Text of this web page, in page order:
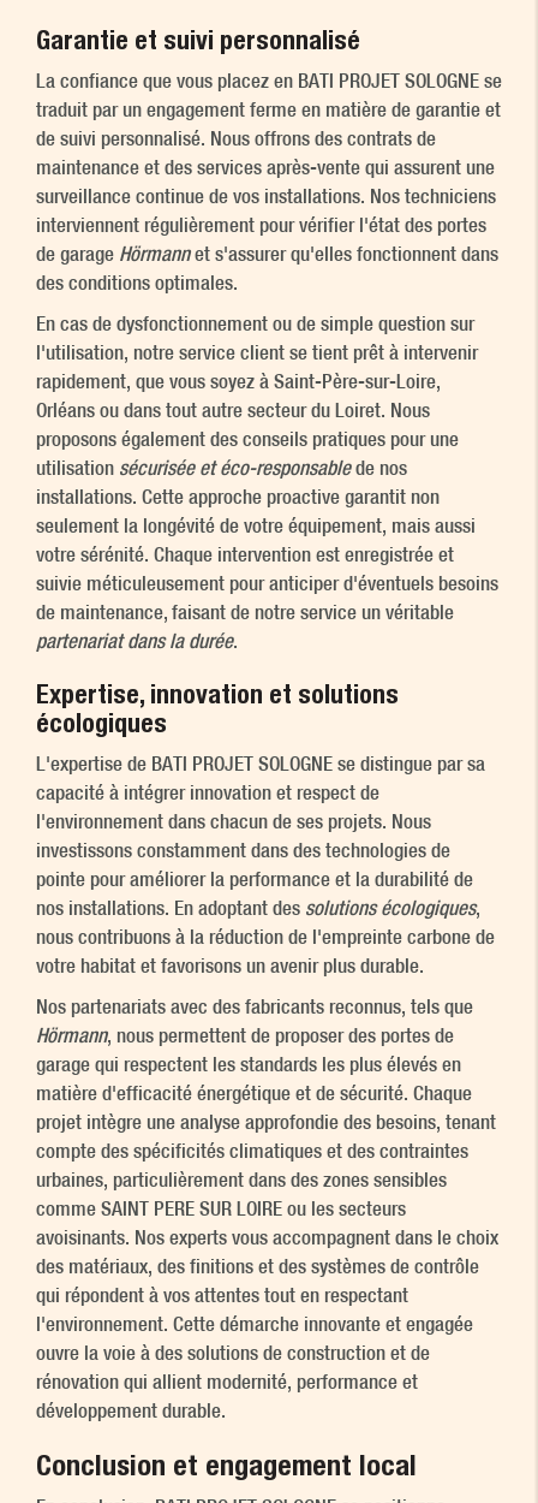
Garantie et suivi personnalisé
La confiance que vous placez en BATI PROJET SOLOGNE se
traduit par un engagement ferme en matière de garantie et
de suivi personnalisé. Nous offrons des contrats de
maintenance et des services après-vente qui assurent une
surveillance continue de vos installations. Nos techniciens
interviennent régulièrement pour vérifier l'état des portes
de garage Hörmannet s'assurer qu'elles fonctionnent dans
des conditions optimales.
En cas de dysfonctionnement ou de simple question sur
l'utilisation, notre service client se tient prêt à intervenir
rapidement, que vous soyez à Saint-Père-sur-Loire,
Orléans ou dans tout autre secteur du Loiret. Nous
proposons également des conseils pratiques pour une
utilisation sécurisée et éco-responsablede nos
installations. Cette approche proactive garantit non
seulement la longévité de votre équipement, mais aussi
votre sérénité. Chaque intervention est enregistrée et
suivie méticuleusement pour anticiper d'éventuels besoins
de maintenance, faisant de notre service un véritable
partenariat dans la durée.
Expertise, innovation et solutions
écologiques
L'expertise de BATI PROJET SOLOGNE se distingue par sa
capacité à intégrer innovation et respect de
l'environnement dans chacun de ses projets. Nous
investissons constamment dans des technologies de
pointe pour améliorer la performance et la durabilité de
nos installations. En adoptant des solutions écologiques,
nous contribuons à la réduction de l'empreinte carbone de
votre habitat et favorisons un avenir plus durable.
Nos partenariats avec des fabricants reconnus, tels que
Hörmann, nous permettent de proposer des portes de
garage qui respectent les standards les plus élevés en
matière d'efficacité énergétique et de sécurité. Chaque
projet intègre une analyse approfondie des besoins, tenant
compte des spécificités climatiques et des contraintes
urbaines, particulièrement dans des zones sensibles
comme SAINT PERE SUR LOIRE ou les secteurs
avoisinants. Nos experts vous accompagnent dans le choix
des matériaux, des finitions et des systèmes de contrôle
qui répondent à vos attentes tout en respectant
l'environnement. Cette démarche innovante et engagée
ouvre la voie à des solutions de construction et de
rénovation qui allient modernité, performance et
développement durable.
Conclusion et engagement local